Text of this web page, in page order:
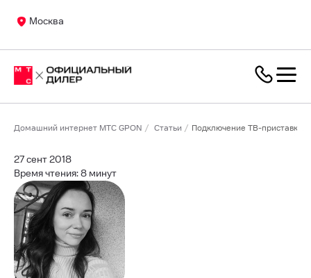
Москва
Домашний интернет МТС GPON Статьи Подключение ТВ-приставки
27 сент 2018
Время чтения: 8 минут